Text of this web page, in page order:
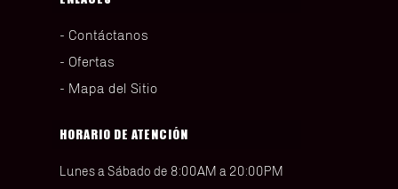
Contáctanos
Ofertas
Mapa del Sitio
HORARIO DE ATENCIÓN
Lunes a Sábado de 8:00AM a 20:00PM